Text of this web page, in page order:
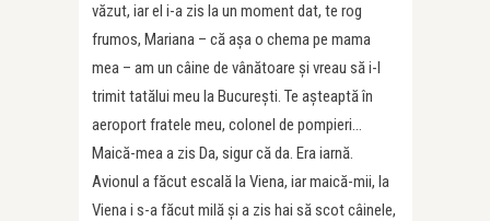
văzut, iar el i-a zis la un moment dat, te rog
frumos, Mariana – că așa o chema pe mama
mea – am un câine de vânătoare și vreau să i-l
trimit tatălui meu la București. Te așteaptă în
aeroport fratele meu, colonel de pompieri…
Maică-mea a zis Da, sigur că da. Era iarnă.
Avionul a făcut escală la Viena, iar maică-mii, la
Viena i s-a făcut milă și a zis hai să scot câinele,